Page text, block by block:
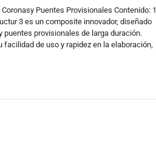
Puentes Provisionales Contenido: 1
3 es un composite innovador, diseñado
provisionales de larga duración.
de uso y rapidez en la elaboración,